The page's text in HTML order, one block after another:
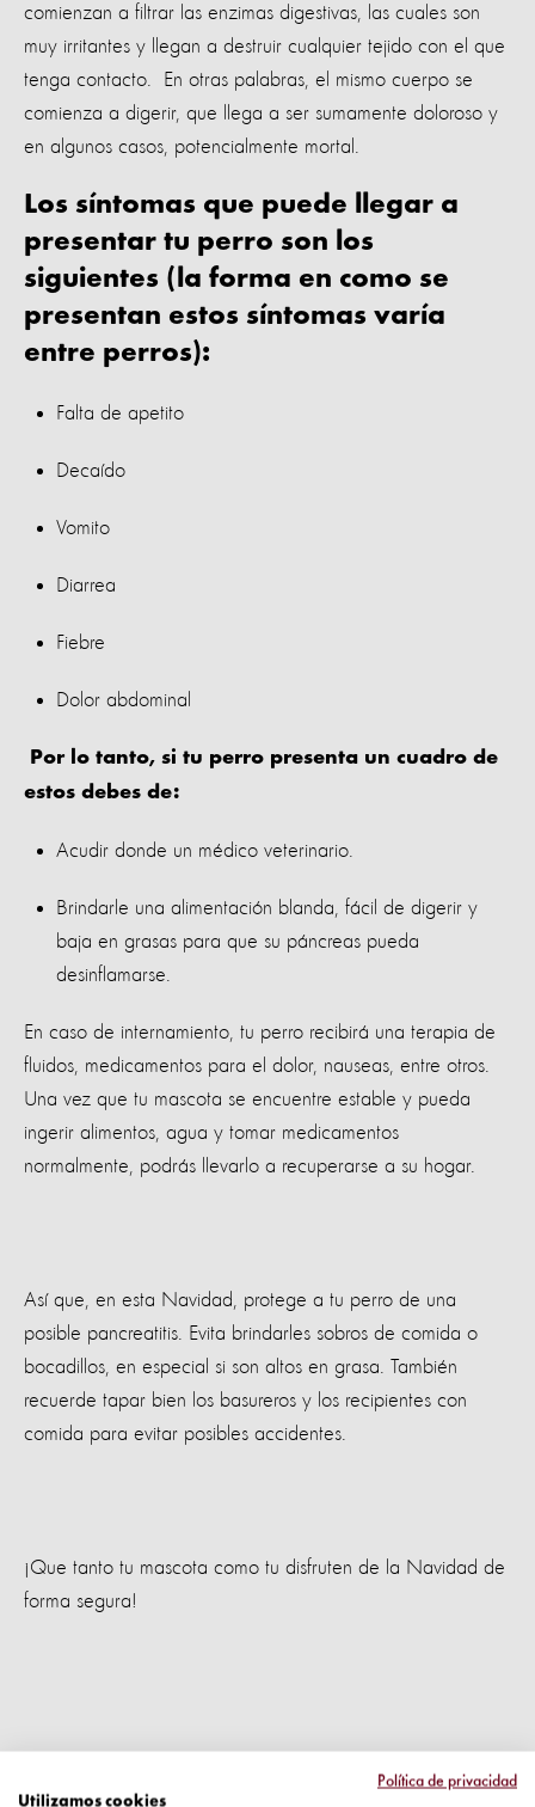
comienzan a filtrar las enzimas digestivas, las cuales son
muy irritantes y llegan a destruir cualquier tejido con el que
tenga contacto. En otras palabras, el mismo cuerpo se
comienza a digerir, que llega a ser sumamente doloroso y
en algunos casos, potencialmente mortal.
Los síntomas que puede llegar a
presentar tu perro son los
siguientes (la forma en como se
presentan estos síntomas varía
entre perros):
Falta de apetito
Decaído
Vomito
Diarrea
Fiebre
Dolor abdominal
Por lo tanto, si tu perro presenta un cuadro de
estos debes de:
Acudir donde un médico veterinario.
Brindarle una alimentación blanda, fácil de digerir y
baja en grasas para que su páncreas pueda
desinflamarse.
En caso de internamiento, tu perro recibirá una terapia de
fluidos, medicamentos para el dolor, nauseas, entre otros.
Una vez que tu mascota se encuentre estable y pueda
ingerir alimentos, agua y tomar medicamentos
normalmente, podrás llevarlo a recuperarse a su hogar.
Así que, en esta Navidad, protege a tu perro de una
posible pancreatitis. Evita brindarles sobros de comida o
bocadillos, en especial si son altos en grasa. También
recuerde tapar bien los basureros y los recipientes con
comida para evitar posibles accidentes.
¡Que tanto tu mascota como tu disfruten de la Navidad de
forma segura!
Política de privacidad
Utilizamos cookies